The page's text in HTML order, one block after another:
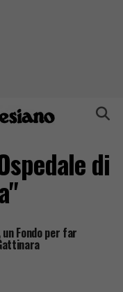
di
Fondo per far